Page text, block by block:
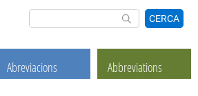
CERCA
Abreviacions Abbreviations